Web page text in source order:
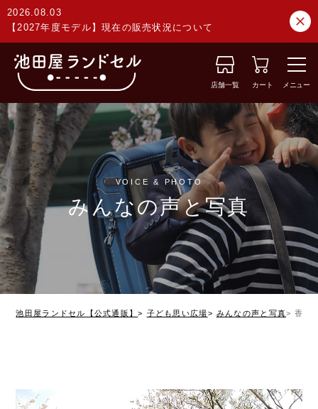
2026.08.03
【2027年度モデル】現在の販売状況について
店舗一覧 カート メニュー
VOICE & PHOTO
みんなの声と写真
池田屋ランドセル【公式通販】 子ども思い広場 みんなの声と写真 香川